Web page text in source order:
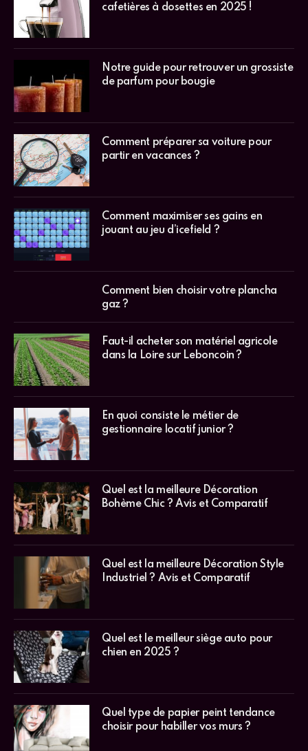
cafetières à dosettes en 2025 !
Notre guide pour retrouver un grossiste
de parfum pour bougie
Comment préparer sa voiture pour
partir en vacances ?
Comment maximiser ses gains en
jouant au jeu d’icefield ?
Comment bien choisir votre plancha
gaz ?
Faut-il acheter son matériel agricole
dans la Loire sur Leboncoin ?
En quoi consiste le métier de
gestionnaire locatif junior ?
Quel est la meilleure Décoration
Bohème Chic ? Avis et Comparatif
Quel est la meilleure Décoration Style
Industriel ? Avis et Comparatif
Quel est le meilleur siège auto pour
chien en 2025 ?
Quel type de papier peint tendance
choisir pour habiller vos murs ?